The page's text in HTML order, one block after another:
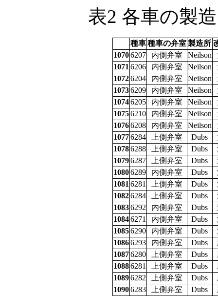
表2 各車の製
種車 種車の弁室 製造所
1070 6207 内側弁室 Neilson
1071 6206 内側弁室 Neilson
1072 6204 内側弁室 Neilson
1073 6209 内側弁室 Neilson
1074 6205 内側弁室 Neilson
1075 6210 内側弁室 Neilson
1076 6208 内側弁室 Neilson
1077 6284 上側弁室 Dubs
1078 6288 上側弁室 Dubs
1079 6287 上側弁室 Dubs
1080 6289 内側弁室 Dubs
1081 6281 上側弁室 Dubs
1082 6284 上側弁室 Dubs
1083 6292 内側弁室 Dubs
1084 6271 内側弁室 Dubs
1085 6290 内側弁室 Dubs
1086 6293 内側弁室 Dubs
1087 6280 上側弁室 Dubs
1088 6281 上側弁室 Dubs
1089 6282 上側弁室 Dubs
1090 6283 上側弁室 Dubs